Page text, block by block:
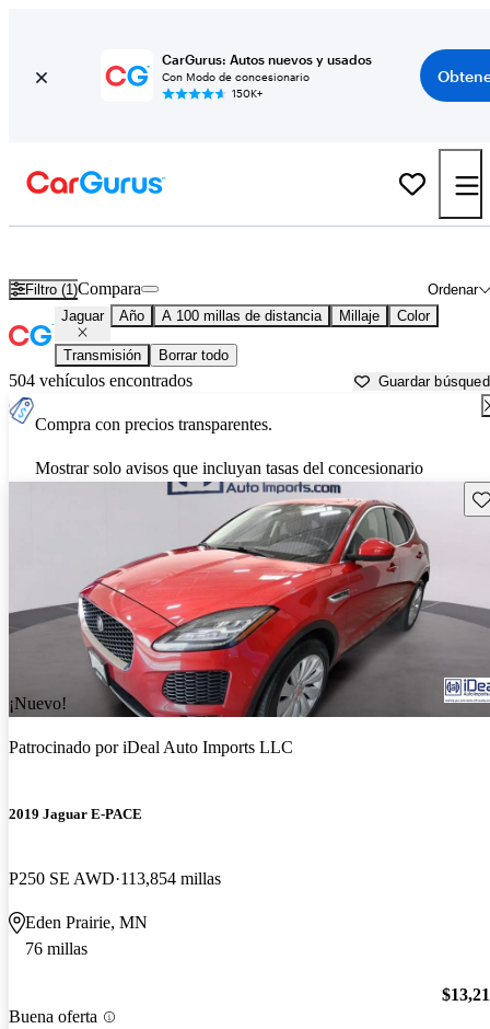
CarGurus: Autos nuevos y usados
Con Modo de concesionario
150K+
Filtro (1) Ordenar
Compara
Jaguar Año A 100 millas de distancia Millaje Color
Transmisión Borrar todo
504 vehículos encontrados Guardar
Compra con precios transparentes.
Mostrar solo avisos que incluyan tasas del concesionario
¡Nuevo!
Patrocinado poriDeal Auto Imports LLC
2019 Jaguar E-PACE
P250 SE AWD 113,854 millas
Eden Prairie, MN
76 millas
Buena oferta